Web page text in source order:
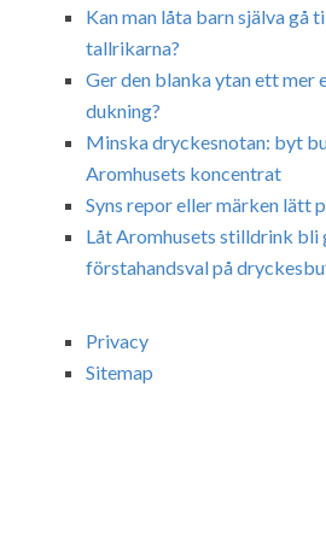
Kan man låta barn själva gå
tallrikarna?
Ger den blanka ytan ett
dukning?
Minska dryckesnotan: byt
Aromhusets koncentrat
Syns repor eller märken lätt
Låt Aromhusets stilldrink bli
förstahandsval på
Privacy
Sitemap